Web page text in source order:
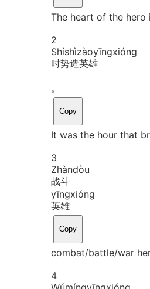
The heart of the hero
2
Shíshìzàoyīngxióng
时势造英雄
。
Copy
It was the hour that
3
Zhàndòu
战斗
yīngxióng
英雄
Copy
combat/battle/war
4